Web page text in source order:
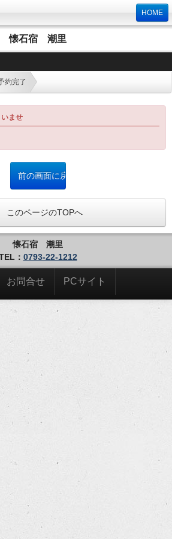
HOME
懐石宿 潮里
約完了
ませ
このページのTOPへ
懐石宿 潮里
： 0793-22-1212
お問合せ PCサイト